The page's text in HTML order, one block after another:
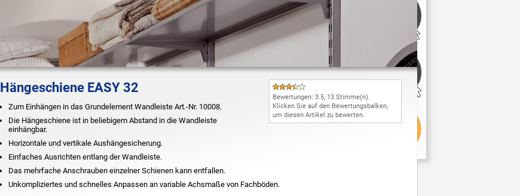
Bewertungen: 3.5, 13 Stimme(n).
Klicken Sie auf den Bewertungsbalken,
um diesen Artikel zu bewerten.
Hängeschiene EASY 32
Zum Einhängen in das Grundelement Wandleiste Art.-Nr. 10008.
Die Hängeschiene ist in beliebigem Abstand in die Wandleiste
einhängbar.
Horizontale und vertikale Aushängesicherung.
Einfaches Ausrichten entlang der Wandleiste.
Das mehrfache Anschrauben einzelner Schienen kann entfallen.
Unkompliziertes und schnelles Anpassen an variable Achsmaße von Fachböden.